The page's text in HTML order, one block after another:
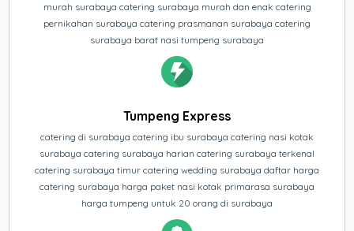
murah surabaya catering surabaya murah dan enak catering
pernikahan surabaya catering prasmanan surabaya catering
surabaya barat nasi tumpeng surabaya
Tumpeng Express
catering di surabaya catering ibu surabaya catering nasi kotak
surabaya catering surabaya harian catering surabaya terkenal
catering surabaya timur catering wedding surabaya daftar harga
catering surabaya harga paket nasi kotak primarasa surabaya
harga tumpeng untuk 20 orang di surabaya